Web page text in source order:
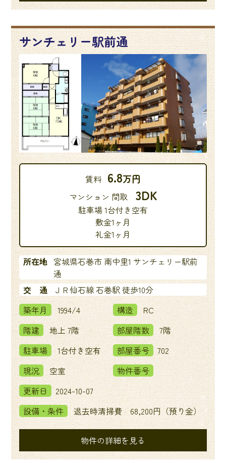
サンチェリー駅前通
賃料 6.8万円
マンション 間取 3DK
駐車場 1台付き空有
敷金1ヶ月
礼金1ヶ月
所在地 宮城県石巻市 南中里1 サンチェリー駅前
通
交 通
ＪＲ仙石線 石巻駅 徒歩10分
築年月
1994/4 構造
RC
階建
地上 7階 部屋階数
7階
駐車場
1台付き空有 部屋番号
702
現況
空室
物件番号
更新日
2024-10-07
設備・条件
退去時清掃費 68,200円（預り金）
物件の詳細を見る